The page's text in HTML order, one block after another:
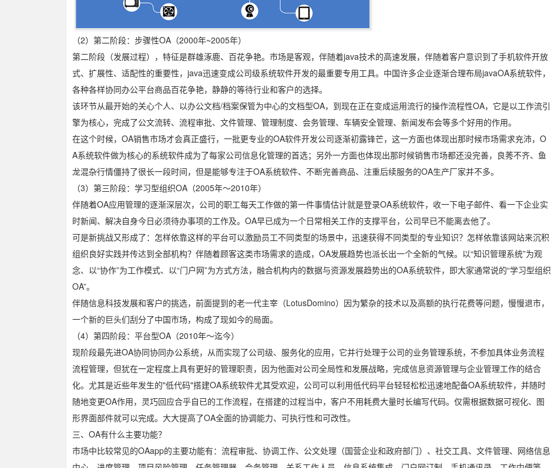
（2）第二阶段：步骤性OA（2000年~2005年）
第二阶段（发展过程），特征是群雄涿鹿、百花争艳。市场是客观，伴随着java技术的高速发展，伴随着客户意识到了手机软件开放
式、扩展性、适配性的重要性，java迅速变成公司级系统软件开发的最重要专用工具。中国许多企业逐渐合理布局javaOA系统软件，
各种各样协同办公平台商品百花争艳，静静的等待行业和客户的选择。
该环节从最开始的关心个人、以办公文档/档案保管为中心的文档型OA，到现在正在变成运用流行的操作流程性OA，它是以工作流引
擎为核心，完成了公文流转、流程审批、文件管理、管理制度、会务管理、车辆安全管理、新闻发布会等多个好用的作用。
在这个时候，OA销售市场才会真正盛行，一批更专业的OA软件开发公司逐渐初露锋芒，这一方面也体现出那时候市场需求充沛，O
A系统软件做为核心的系统软件成为了每家公司信息化管理的首选；另外一方面也体现出那时候销售市场都还没完善，良莠不齐、鱼
龙混杂行情僵持了很长一段时间，但是能够专注于OA系统软件、不断完善商品、注重后续服务的OA生产厂家并不多。
（3）第三阶段：学习型组织OA（2005年～2010年）
伴随着OA应用管理的逐渐深层次，公司的职工每天工作做的第一件事情估计就是登录OA系统软件，收一下电子邮件、看一下企业实
时新闻、解决自身今日必须待办事项的工作及。OA早已成为一个日常相关工作的支撑平台，公司早已不能离去他了。
可是新挑战又形成了：怎样依靠这样的平台可以激励员工不同类型的场景中，迅速获得不同类型的专业知识？怎样依靠该网站来沉积
组织良好实践并传达到全部机构？伴随着顾客这类市场需求的造成，OA发展趋势也派长出一个全新的气候。以“知识管理系统”为观
念、以“协作”为工作模式、以“门户网”为方式方法，融合机构内的数据与资源发展趋势出的OA系统软件，即大家通常说的“学习型组织
OA”。
伴随信息科技发展和客户的挑选，前面提到的老一代主宰（LotusDomino）因为繁杂的技术以及高额的执行花费等问题，慢慢退市，
一个新的巨头们刮分了中国市场，构成了现如今的局面。
（4）第四阶段：平台型OA（2010年～迄今）
现阶段最先进OA协同协同办公系统，从而实现了公司级、服务化的应用，它并行处理于公司的业务管理系统，不参加具体业务流程
流程管理，但犹在一定程度上具有更好的管理职责，因为他面对公司全局性和发展战略，完成信息资源管理与企业管理工作的结合
化。尤其是近些年发生的"低代码"搭建OA系统软件尤其受欢迎，公司可以利用低代码平台轻轻松松迅速地配备OA系统软件，并随时
随地变更OA作用，灵巧回应合乎自已的工作流程，在搭建的过程当中，客户不用耗费大量时长编写代码。仅需根据数据可视化、图
形界面部件就可以完成。大大提高了OA全面的协调能力、可执行性和可改性。
三、OA有什么主要功能？
市场中比较常见的OAapp的主要功能有：流程审批、协调工作、公文处理（国营企业和政府部门）、社交工具、文件管理、网络信息